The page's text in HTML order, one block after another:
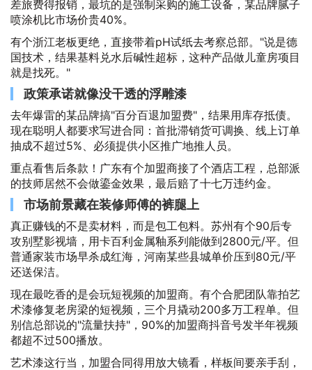
差旅费得报销，最坑的是强制采购的施工设备，某品牌腻子
喷涂机比市场价贵40%。
有个浙江老板更绝，直接带着pH试纸去考察总部。"说是德
国技术，结果基料兑水后碱性超标，这种产品做儿童房项目
就是找死。"
政策承诺就像没干透的浮雕漆
去年爆雷的某品牌搞"百分百退加盟费"，结果用库存抵债。
现在聪明人都要求写进合同：首批滞销货可调换、线上订单
抽成不超过5%、必须提供小区推广地推人员。
重点看售后条款！广东有个加盟商接了个酒店工程，总部派
的技师居然不会做鎏金效果，最后赔了十七万违约金。
市场前景藏在装修师傅的裤腿上
真正赚钱的不是卖材料，而是包工包料。苏州有个90后专
攻别墅影视墙，用卡百利金属釉系列能做到2800元/平。但
普通家装市场早杀成红海，河南某些县城单价压到80元/平
还送保洁。
现在最吃香的是会玩短视频的加盟商。有个合肥团队靠拍艺
术漆修复老房梁的短视频，三个月撬动200多万工程单。但
别信总部说的"流量扶持"，90%的加盟商抖音号发半年视频
都超不过500播放。
艺术漆这行当，加盟合同得用放大镜看，样板间要亲手刮，